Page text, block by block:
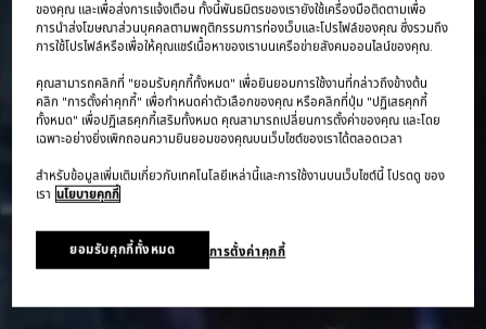
ของคุณ และเพื่อส่งการแจ้งเตือน ทั้งนี้พันธมิตรของเรายังใช้เครื่องมือติดตามเพื่อ
การนำส่งโฆษณาส่วนบุคคลตามพฤติกรรมการท่องเว็บและโปรไฟล์ของคุณ ซึ่งรวมถึง
การใช้โปรไฟล์หรือเพื่อให้คุณแชร์เนื้อหาของเราบนเครือข่ายสังคมออนไลน์ของคุณ.
คุณสามารถคลิกที่ "ยอมรับคุกกี้ทั้งหมด" เพื่อยินยอมการใช้งานที่กล่าวถึงข้างต้น
คลิก "การตั้งค่าคุกกี้" เพื่อกำหนดค่าตัวเลือกของคุณ หรือคลิกที่ปุ่ม "ปฏิเสธคุกกี้
ทั้งหมด" เพื่อปฏิเสธคุกกี้เสริมทั้งหมด คุณสามารถเปลี่ยนการตั้งค่าของคุณ และโดย
เฉพาะอย่างยิ่งเพิกถอนความยินยอมของคุณบนเว็บไซต์ของเราได้ตลอดเวลา
สำหรับข้อมูลเพิ่มเติมเกี่ยวกับเทคโนโลยีเหล่านี้และการใช้งานบนเว็บไซต์นี้ โปรดดู ของ
เรา นโยบายคุกกี้
การตั้งค่าคุกกี้
ยอมรับคุกกี้ทั้งหมด